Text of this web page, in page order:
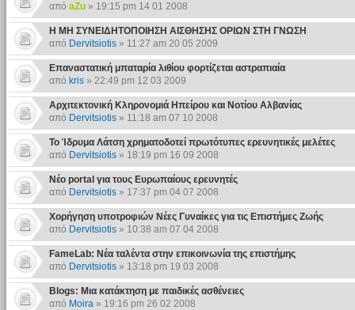
από aZu» 19:15 pm 14 01 2008
H ΜΗ ΣΥΝΕΙΔΗΤΟΠΟΙΗΣΗ ΑΙΣΘΗΣΗΣ ΟΡΙΩΝ ΣΤΗ ΓΝΩΣΗ
από Dervitsiotis» 11:27 am 20 05 2009
Επαναστατική μπαταρία λιθίου φορτίζεται αστραπιαία
από kris» 22:49 pm 12 03 2009
Αρχιτεκτονική Κληρονομιά Ηπείρου και Νοτίου Αλβανίας
από Dervitsiotis» 11:18 am 07 10 2008
Το Ίδρυμα Λάτση χρηματοδοτεί πρωτότυπες ερευνητικές μελέτες
από Dervitsiotis» 18:19 pm 16 09 2008
Νέο portal για τους Ευρωπαίους ερευνητές
από Dervitsiotis» 17:37 pm 04 07 2008
Χορήγηση υποτροφιών Νέες Γυναίκες για τις Επιστήμες Ζωής
από Dervitsiotis» 10:38 am 07 04 2008
FameLab: Νέα ταλέντα στην επικοινωνία της επιστήμης
από Dervitsiotis» 13:18 pm 19 03 2008
Blogs: Μια κατάκτηση με παιδικές ασθένειες
από Moira» 19:16 pm 26 02 2008